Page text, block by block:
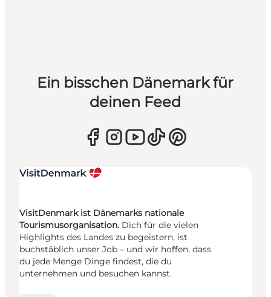
Ein bisschen Dänemark für
deinen Feed
VisitDenmark ist Dänemarks nationale
Tourismusorganisation. Dich für die vielen
Highlights des Landes zu begeistern, ist
buchstäblich unser Job – und wir hoffen, dass
du jede Menge Dinge findest, die du
unternehmen und besuchen kannst.